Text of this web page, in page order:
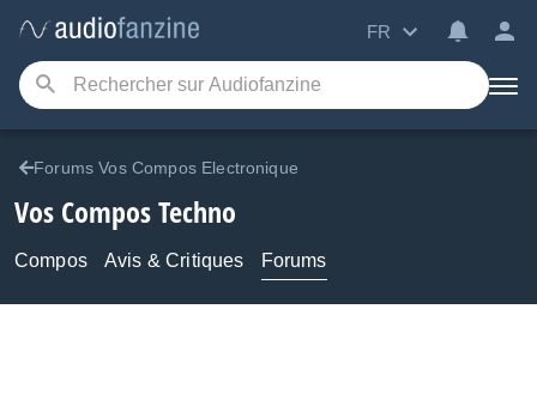
FR
Forums Vos Compos Electronique
Vos Compos Techno
Compos Avis & Critiques Forums